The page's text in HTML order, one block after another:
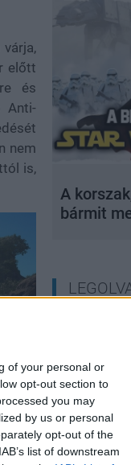
of your personal or
opt-out section to
you may
by us or personal
opt-out of the
list of downstream
előtt
és
Anti-
nem
is,
A
bármit